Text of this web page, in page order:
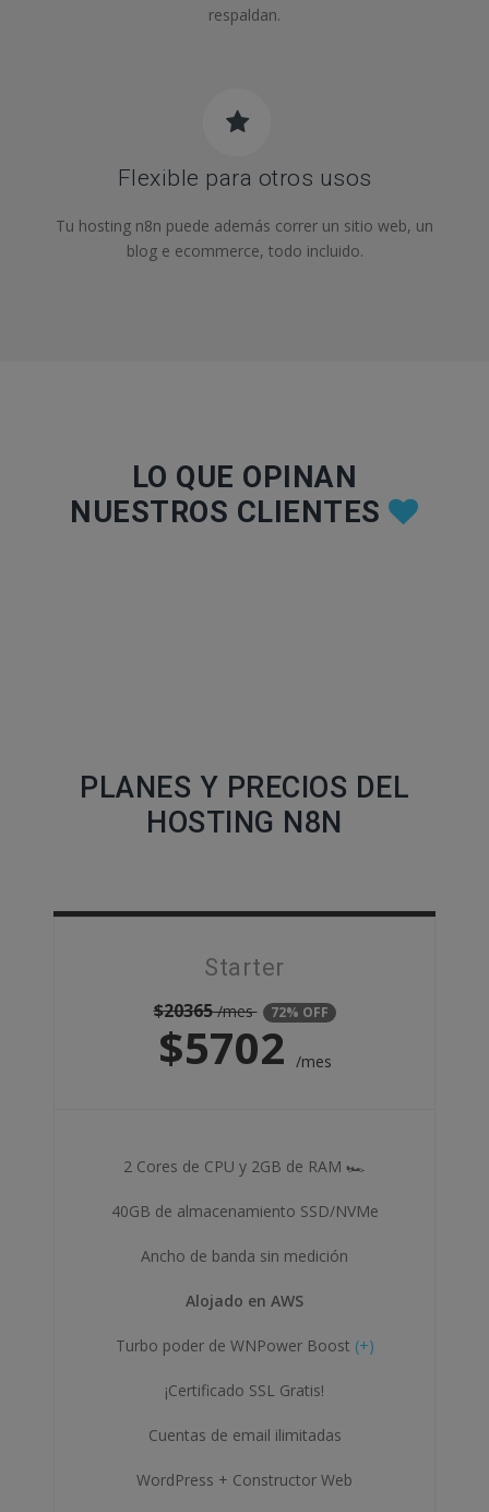
respaldan.
Flexible para otros usos
Tu hosting n8n puede además correr un sitio web, un
blog e ecommerce, todo incluido.
LO QUE OPINAN
NUESTROS CLIENTES
PLANES Y PRECIOS DEL
HOSTING N8N
Starter
$20365/mes 72% OFF
$5702 /mes
2 Cores de CPU y 2GB de RAM 🏎
40GB de almacenamiento SSD/NVMe
Ancho de banda sin medición
Alojado en AWS
Turbo poder de WNPower Boost (+)
¡Certificado SSL Gratis!
Cuentas de email ilimitadas
WordPress + Constructor Web